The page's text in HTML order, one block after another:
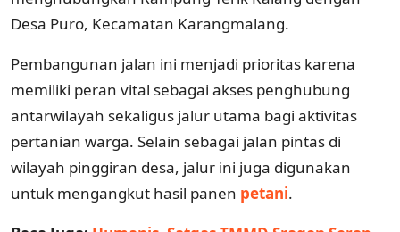
Desa Puro, Kecamatan Karangmalang.
Pembangunan jalan ini menjadi prioritas karena
memiliki peran vital sebagai akses penghubung
antarwilayah sekaligus jalur utama bagi aktivitas
pertanian warga. Selain sebagai jalan pintas di
wilayah pinggiran desa, jalur ini juga digunakan
untuk mengangkut hasil panen petani.